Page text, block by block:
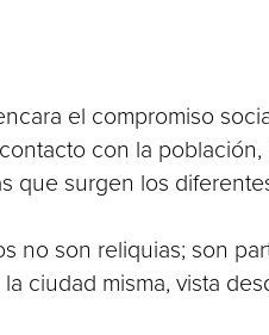
el compromiso
con la
que surgen los
no son reliquias; son
ciudad misma, vista